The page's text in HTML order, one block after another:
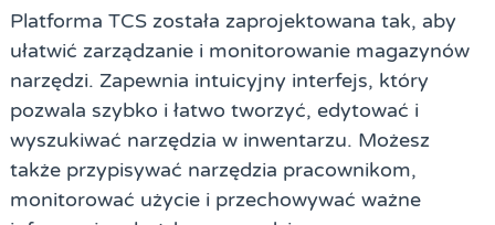
Platforma TCS została zaprojektowana tak, aby
ułatwić zarządzanie i monitorowanie magazynów
narzędzi. Zapewnia intuicyjny interfejs, który
pozwala szybko i łatwo tworzyć, edytować i
wyszukiwać narzędzia w inwentarzu. Możesz
także przypisywać narzędzia pracownikom,
monitorować użycie i przechowywać ważne